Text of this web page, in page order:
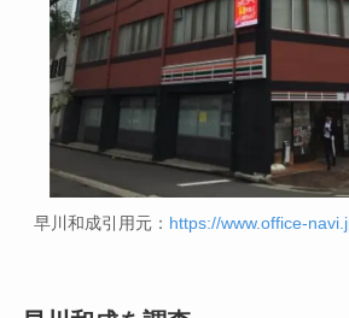
早川和成引用元： https://www.office-